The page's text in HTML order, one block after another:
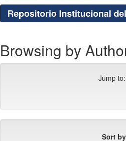
Repositorio Institucional
Browsing by
Jump to:
Sort